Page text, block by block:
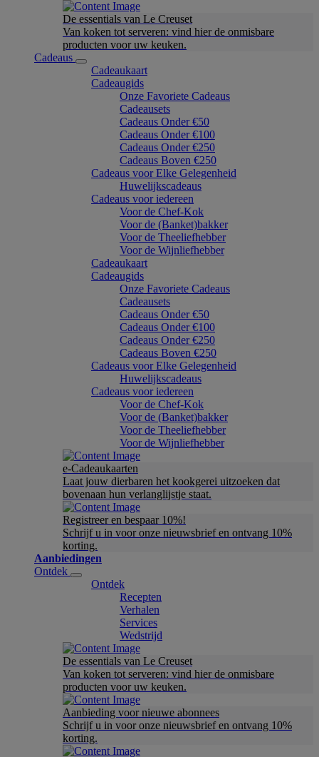
De essentials van Le Creuset
Van koken tot serveren: vind hier de onmisbare
producten voor uw keuken.
Cadeaus
Cadeaukaart
Cadeaugids
Onze Favoriete Cadeaus
Cadeausets
Cadeaus Onder €50
Cadeaus Onder €100
Cadeaus Onder €250
Cadeaus Boven €250
Cadeaus voor Elke Gelegenheid
Huwelijkscadeaus
Cadeaus voor iedereen
Voor de Chef-Kok
Voor de (Banket)bakker
Voor de Theeliefhebber
Voor de Wijnliefhebber
Cadeaukaart
Cadeaugids
Onze Favoriete Cadeaus
Cadeausets
Cadeaus Onder €50
Cadeaus Onder €100
Cadeaus Onder €250
Cadeaus Boven €250
Cadeaus voor Elke Gelegenheid
Huwelijkscadeaus
Cadeaus voor iedereen
Voor de Chef-Kok
Voor de (Banket)bakker
Voor de Theeliefhebber
Voor de Wijnliefhebber
e-Cadeaukaarten
Laat jouw dierbaren het kookgerei uitzoeken dat
bovenaan hun verlanglijstje staat.
Registreer en bespaar 10%!
Schrijf u in voor onze nieuwsbrief en ontvang 10%
korting.
Aanbiedingen
Ontdek
Ontdek
Recepten
Verhalen
Services
Wedstrijd
De essentials van Le Creuset
Van koken tot serveren: vind hier de onmisbare
producten voor uw keuken.
Aanbieding voor nieuwe abonnees
Schrijf u in voor onze nieuwsbrief en ontvang 10%
korting.